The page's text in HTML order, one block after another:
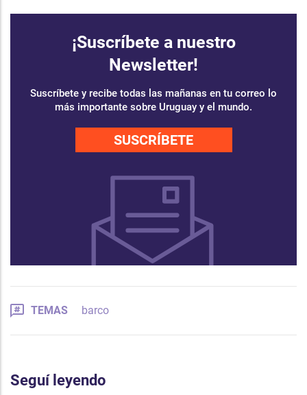
¡Suscríbete a nuestro
Newsletter!
Suscríbete y recibe todas las mañanas en tu correo lo
más importante sobre Uruguay y el mundo.
SUSCRÍBETE
TEMAS barco
Seguí leyendo